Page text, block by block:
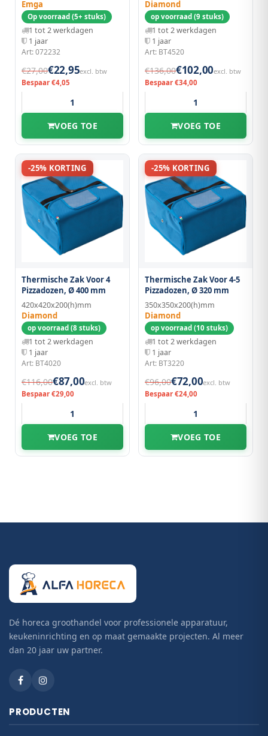
Emga
Op voorraad (5+ stuks)
1 tot 2 werkdagen
1 jaar
Art: 072232
€27,00€22,95excl. btw
Bespaar €4,05
VOEG TOE
Diamond
op voorraad (9 stuks)
1 tot 2 werkdagen
1 jaar
Art: BT4520
€136,00€102,00excl. btw
Bespaar €34,00
VOEG TOE
-25% KORTING
Thermische Zak Voor 4
Pizzadozen, Ø 400 mm
420x420x200(h)mm
Diamond
op voorraad (8 stuks)
1 tot 2 werkdagen
1 jaar
Art: BT4020
€116,00€87,00excl. btw
Bespaar €29,00
VOEG TOE
-25% KORTING
Thermische Zak Voor 4-5
Pizzadozen, Ø 320 mm
350x350x200(h)mm
Diamond
op voorraad (10 stuks)
1 tot 2 werkdagen
1 jaar
Art: BT3220
€96,00€72,00excl. btw
Bespaar €24,00
VOEG TOE
Dé horeca groothandel voor professionele apparatuur,
keukeninrichting en op maat gemaakte projecten. Al meer
dan 20 jaar uw partner.
PRODUCTEN